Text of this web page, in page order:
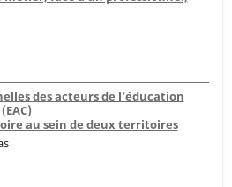
des acteurs de l’éducation
au sein de deux territoires